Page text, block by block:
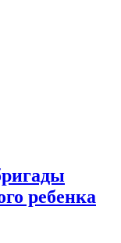
ребенка